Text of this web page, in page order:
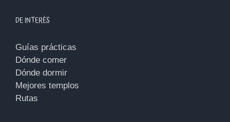
DE INTERÉS
Guías prácticas
Dónde comer
Dónde dormir
Mejores templos
Rutas